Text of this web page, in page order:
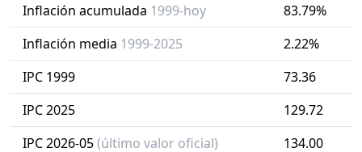
Inflación acumulada 1999-hoy
83.79%
Inflación media 1999-2025
2.22%
IPC 1999
73.36
IPC 2025
129.72
IPC 2026-05(último valor oficial) 134.00